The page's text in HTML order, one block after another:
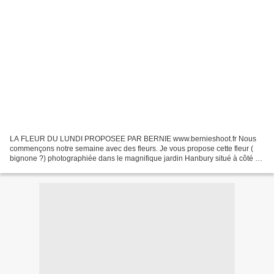
LA FLEUR DU LUNDI PROPOSEE PAR BERNIE www.bernieshoot.fr Nous
commençons notre semaine avec des fleurs. Je vous propose cette fleur (
bignone ?) photographiée dans le magnifique jardin Hanbury situé à côté de